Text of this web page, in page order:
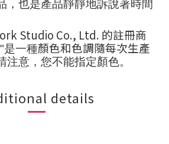
，也是產品靜靜地訴說著時間
Studio Co., Ltd. 的註冊商
是一種顏色和色調隨每次生產
注意，您不能指定顏色。
details